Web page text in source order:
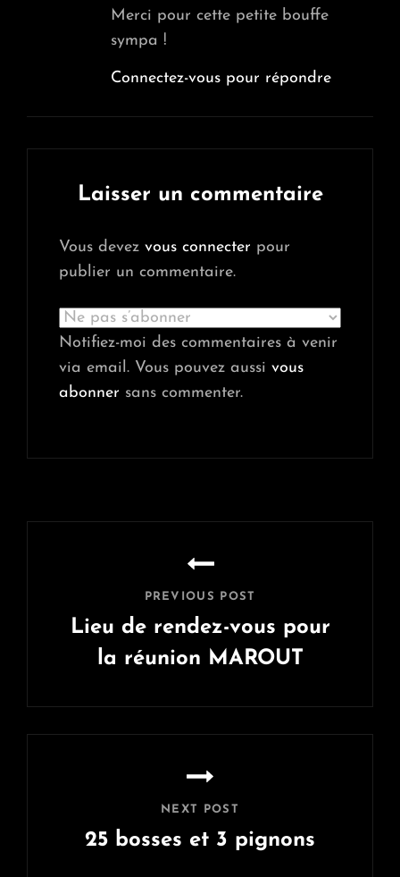
Merci pour cette petite bouffe
sympa !
Connectez-vous pour répondre
Laisser un commentaire
Vous devez vous connecter pour
publier un commentaire.
Notifiez-moi des commentaires à venir
via email. Vous pouvez aussi vous
abonner sans commenter.
PREVIOUS POST
Lieu de rendez-vous pour
la réunion MAROUT
Post
NEXT POST
25 bosses et 3 pignons